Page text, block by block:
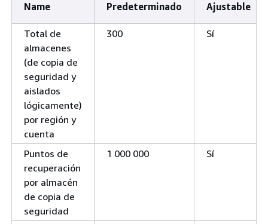
Name Predeterminado Ajustable
Total de
almacenes
(de copia de
seguridad y
aislados
lógicamente)
por región y
cuenta
300 Sí
Puntos de
recuperación
por almacén
de copia de
seguridad
1 000 000 Sí